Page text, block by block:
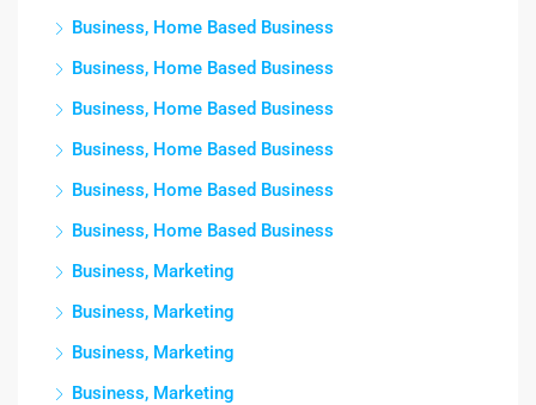
Business, Home Based Business
Business, Home Based Business
Business, Home Based Business
Business, Home Based Business
Business, Home Based Business
Business, Home Based Business
Business, Marketing
Business, Marketing
Business, Marketing
Business, Marketing